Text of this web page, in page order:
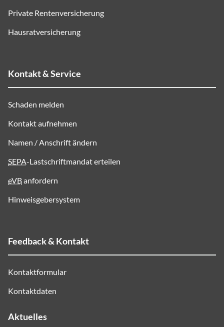
Private Rentenversicherung
Hausratversicherung
Kontakt & Service
Schaden melden
Kontakt aufnehmen
Namen / Anschrift ändern
SEPA-Lastschriftmandat erteilen
eVBanfordern
Hinweisgebersystem
Feedback & Kontakt
Kontaktformular
Kontaktdaten
Aktuelles